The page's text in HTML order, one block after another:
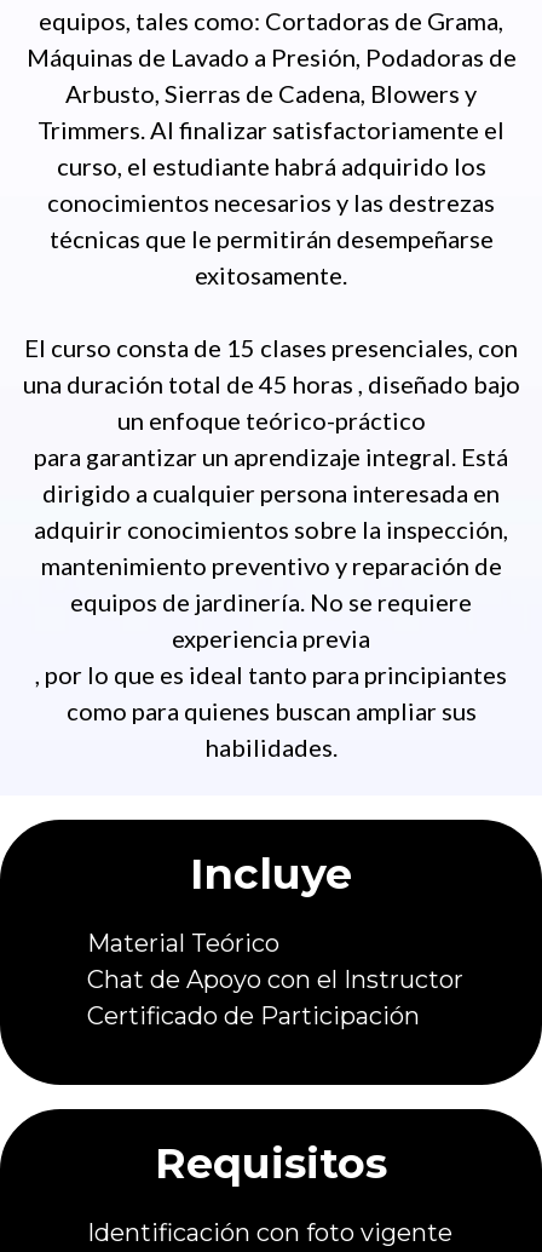
equipos, tales como: Cortadoras de Grama,
Máquinas de Lavado a Presión, Podadoras de
Arbusto, Sierras de Cadena, Blowers y
Trimmers. Al finalizar satisfactoriamente el
curso, el estudiante habrá adquirido los
conocimientos necesarios y las destrezas
técnicas que le permitirán desempeñarse
exitosamente.
El curso consta de 15 clases presenciales, con
una duración total de 45 horas , diseñado bajo
un enfoque teórico-práctico
para garantizar un aprendizaje integral. Está
dirigido a cualquier persona interesada en
adquirir conocimientos sobre la inspección,
mantenimiento preventivo y reparación de
equipos de jardinería. No se requiere
experiencia previa
, por lo que es ideal tanto para principiantes
como para quienes buscan ampliar sus
habilidades.
Incluye
Material Teórico
Chat de Apoyo con el Instructor
Certificado de Participación
Requisitos
Identificación con foto vigente